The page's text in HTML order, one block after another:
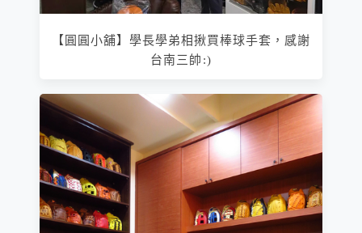
【圓圓小舖】學長學弟相揪買棒球手套，感謝
台南三帥:)